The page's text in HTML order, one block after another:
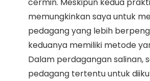
cermin. Meskipun kedua
memungkinkan saya untuk
pedagang yang lebih
keduanya memiliki metode
Dalam perdagangan salinan,
pedagang tertentu untuk